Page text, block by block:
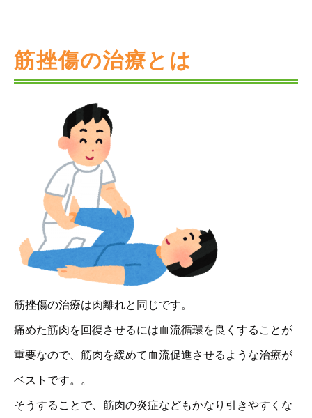
筋挫傷の治療とは
筋挫傷の治療は肉離れと同じです。
痛めた筋肉を回復させるには血流循環を良くすることが
重要なので、筋肉を緩めて血流促進させるような治療が
ベストです。。
そうすることで、筋肉の炎症などもかなり引きやすくな